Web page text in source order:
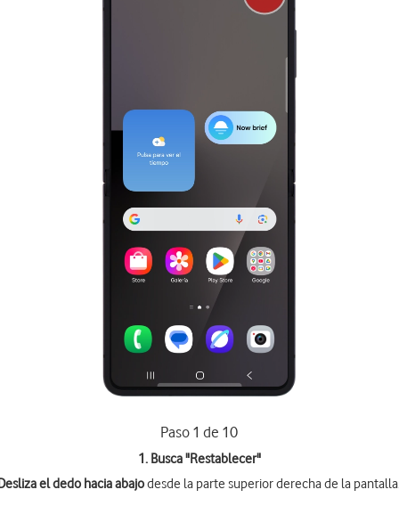
Paso 1 de 10
1. Busca "Restablecer"
el dedo hacia abajodesde la parte superior derecha de la